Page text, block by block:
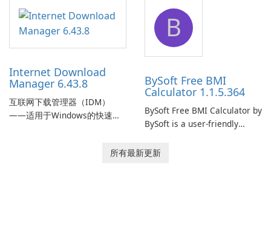
application designed to
monitor your internet
connection and provide real-
time insights into its
designed to help businesses
effectively manage their
network infrastructure.
Internet Download
Manager 6.43.8
互联网下载管理器（IDM）
——适用于Windows的快速可
Microsoft Windows 的历史悠
B
BySoft Free BMI
Calculator 1.1.5.364
BySoft Free BMI Calculator by
BySoft is a user-friendly
designed to help you
所有最新更新